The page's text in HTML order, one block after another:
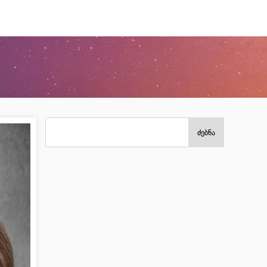
ძებნა